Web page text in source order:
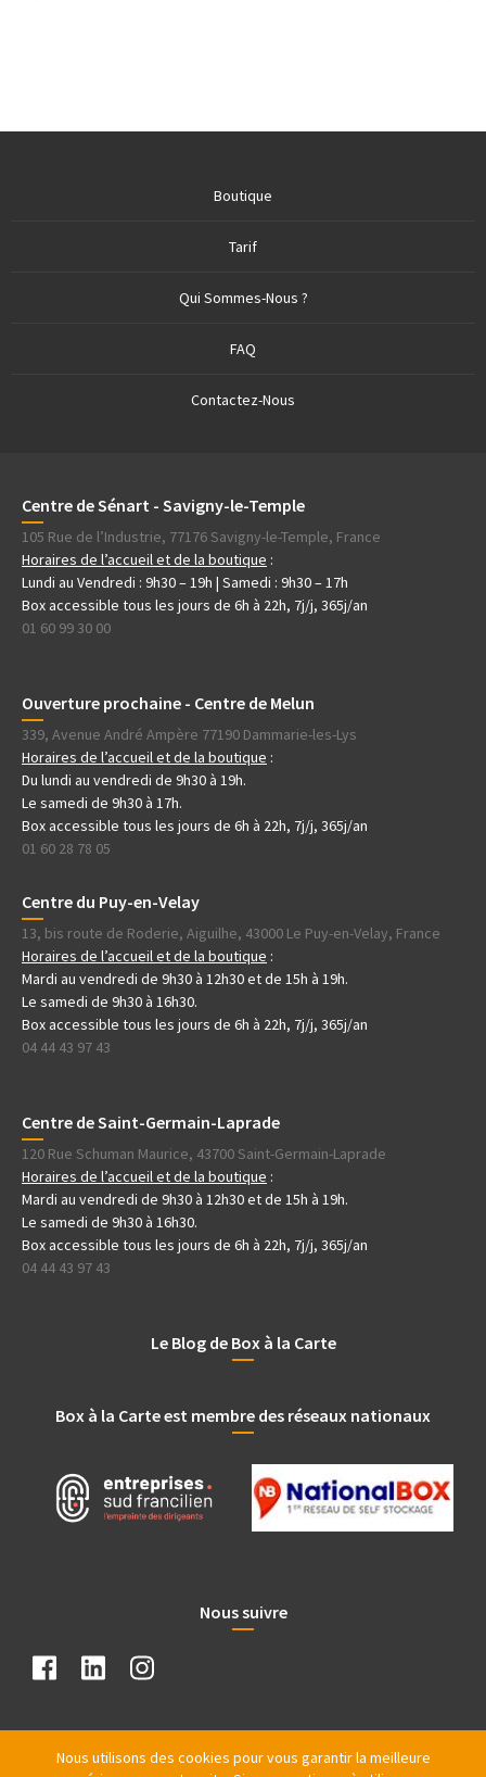
Boutique
Tarif
Qui Sommes-Nous ?
FAQ
Contactez-Nous
Centre de Sénart - Savigny-le-Temple
105 Rue de l’Industrie, 77176 Savigny-le-Temple, France
Horaires de l’accueil et de la boutique :
Lundi au Vendredi : 9h30 – 19h | Samedi : 9h30 – 17h
Box accessible tous les jours de 6h à 22h, 7j/j, 365j/an
01 60 99 30 00
Ouverture prochaine - Centre de Melun
339, Avenue André Ampère 77190 Dammarie-les-Lys
Horaires de l’accueil et de la boutique :
Du lundi au vendredi de 9h30 à 19h.
Le samedi de 9h30 à 17h.
Box accessible tous les jours de 6h à 22h, 7j/j, 365j/an
01 60 28 78 05
Centre du Puy-en-Velay
13, bis route de Roderie, Aiguilhe, 43000 Le Puy-en-Velay, France
Horaires de l’accueil et de la boutique :
Mardi au vendredi de 9h30 à 12h30 et de 15h à 19h.
Le samedi de 9h30 à 16h30.
Box accessible tous les jours de 6h à 22h, 7j/j, 365j/an
04 44 43 97 43
Centre de Saint-Germain-Laprade
120 Rue Schuman Maurice, 43700 Saint-Germain-Laprade
Horaires de l’accueil et de la boutique :
Mardi au vendredi de 9h30 à 12h30 et de 15h à 19h.
Le samedi de 9h30 à 16h30.
Box accessible tous les jours de 6h à 22h, 7j/j, 365j/an
04 44 43 97 43
Le Blog de Box à la Carte
Box à la Carte est membre des réseaux nationaux
Nous suivre
Nous utilisons des cookies pour vous garantir la meilleure